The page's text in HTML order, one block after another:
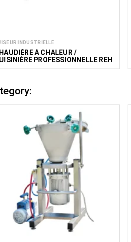
INDUSTRIELLE
À CHALEUR /
PROFESSIONNELLE REH